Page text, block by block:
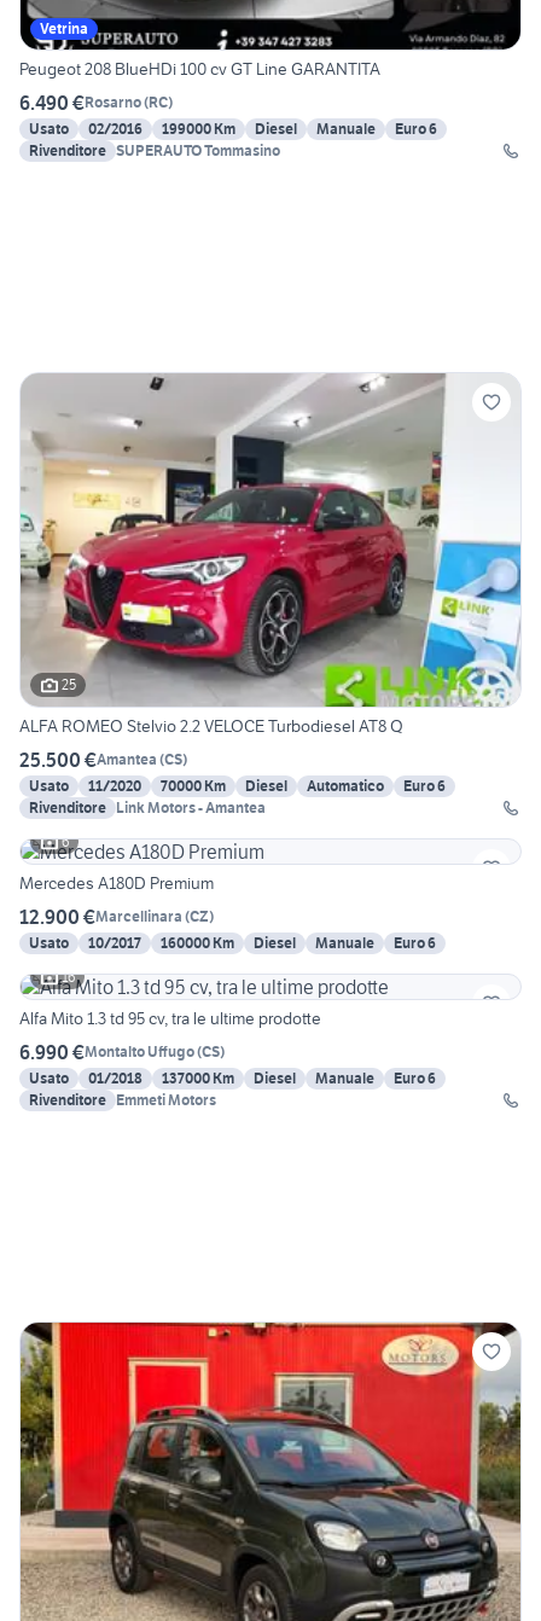
Vetrina
Peugeot 208 BlueHDi 100 cv GT Line GARANTITA
6.490 €Rosarno(RC)
Usato
02/2016 199000 Km Diesel Manuale
Euro 6
Rivenditore SUPERAUTO Tommasino
25
ALFA ROMEO Stelvio 2.2 VELOCE Turbodiesel AT8 Q
25.500 €Amantea (CS)
Usato
11/2020 70000 Km Diesel Automatico
Euro 6
Rivenditore Link Motors - Amantea
6
Mercedes A180D Premium
12.900 €Marcellinara (CZ)
Usato
10/2017 160000 Km Diesel Manuale
Euro 6
16
Alfa Mito 1.3 td 95 cv, tra le ultime prodotte
6.990 €Montalto Uffugo(CS)
Usato
01/2018 137000 Km Diesel Manuale
Euro 6
Rivenditore Emmeti Motors